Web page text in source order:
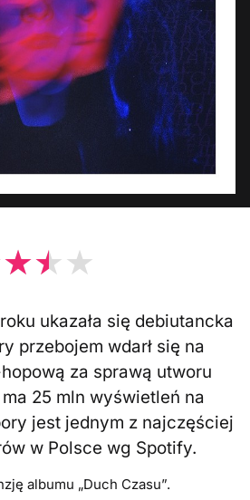
ukazała się debiutancka
przebojem wdarł się na
za sprawą utworu
ma 25 mln wyświetleń na
jest jednym z najczęściej
w Polsce wg Spotify.
albumu „Duch Czasu”.